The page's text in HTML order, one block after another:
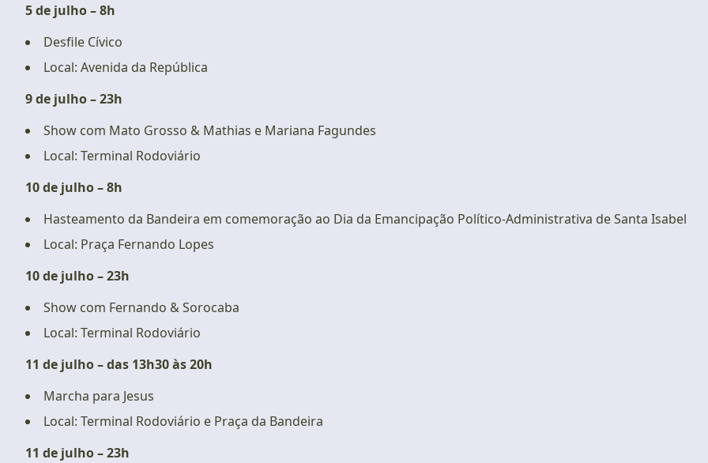
5 de julho – 8h
Desfile Cívico
Local: Avenida da República
9 de julho – 23h
Show com Mato Grosso & Mathias e Mariana Fagundes
Local: Terminal Rodoviário
10 de julho – 8h
Hasteamento da Bandeira em comemoração ao Dia da Emancipação Político-Administrativa de Santa Isabel
Local: Praça Fernando Lopes
10 de julho – 23h
Show com Fernando & Sorocaba
Local: Terminal Rodoviário
11 de julho – das 13h30 às 20h
Marcha para Jesus
Local: Terminal Rodoviário e Praça da Bandeira
11 de julho – 23h